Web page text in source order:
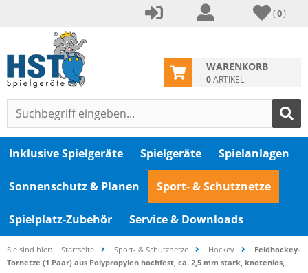
(0)
WARENKORB
0ARTIKEL
Inklusive Spielgeräte Spielgeräte Spielanlagen
Sonnenschutz & Planen Sport- & Schutznetze
Spielplatz-Zubehör Service & Downloads
Sie sind hier: Startseite Sport- & Schutznetze Hockey
Feldhockey-
Tornetze (1 Paar) aus Polypropylen hochfest, ca. 2,5 mm stark, knotenlos,